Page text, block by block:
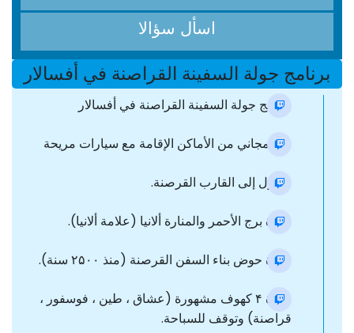
اسأل سؤالا
برنامج جولة السفينة القراصنة في أفسالار
برنامج جولة السفينة القراصنة في أفسالار
نقل مجاني من الأماكن الإقامة مع سيارات مريحة
وصول إلى القارب القرصنة.
زيارة برج الأحمر والمنارة ألانيا (علامة ألانيا).
زيارة حوض بناء السفن القرصنة (منذ ٢۵٠٠ سنة).
زيارة ۴ كهوف مشهورة (عشاق ، طين ، فوسفور ،
قراصنة) وتوقف للسباحة.